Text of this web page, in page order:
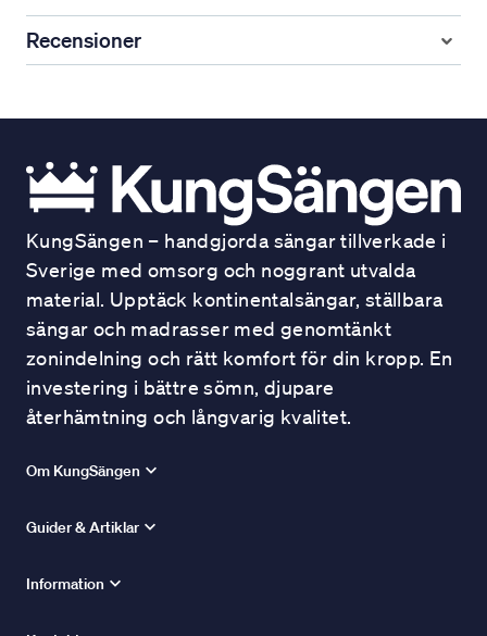
Recensioner
KungSängen – handgjorda sängar tillverkade i
Sverige med omsorg och noggrant utvalda
material. Upptäck kontinentalsängar, ställbara
sängar och madrasser med genomtänkt
zonindelning och rätt komfort för din kropp. En
investering i bättre sömn, djupare
återhämtning och långvarig kvalitet.
Om KungSängen
Guider & Artiklar
Information